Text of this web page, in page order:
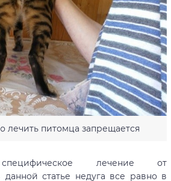
лечить питомца запрещается
лечение от
данной статье недуга все равно в